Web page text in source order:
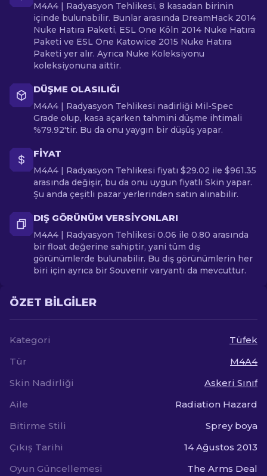
M4A4 | Radyasyon Tehlikesi, 8 kasadan birinin
içinde bulunabilir. Bunlar arasında DreamHack 2014
Nuke Hatıra Paketi, ESL One Köln 2014 Nuke Hatıra
Paketi ve ESL One Katowice 2015 Nuke Hatıra
Paketi yer alır. Ayrıca Nuke Koleksiyonu
koleksiyonuna aittir.
DÜŞME OLASILIĞI
M4A4 | Radyasyon Tehlikesi nadirliği Mil-Spec
Grade olup, kasa açarken tahmini düşme ihtimali
%79.92'tir. Bu da onu yaygın bir düşüş yapar.
FIYAT
M4A4 | Radyasyon Tehlikesi fiyatı $29.02 ile $961.35
arasında değişir, bu da onu uygun fiyatlı Skin yapar.
Şu anda çeşitli pazar yerlerinden satın alınabilir.
DIŞ GÖRÜNÜM VERSIYONLARI
M4A4 | Radyasyon Tehlikesi 0.06 ile 0.80 arasında
bir float değerine sahiptir, yani tüm dış
görünümlerde bulunabilir. Bu dış görünümlerin her
biri için ayrıca bir Souvenir varyantı da mevcuttur.
ÖZET BILGILER
Kategori
Tüfek
Tür
M4A4
Skin Nadirliği
Askeri Sınıf
Aile
Radiation Hazard
Bitirme Stili
Sprey boya
Çıkış Tarihi
14 Ağustos 2013
Oyun Güncellemesi
The Arms Deal